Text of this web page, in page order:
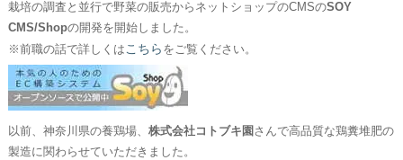
栽培の調査と並行で野菜の販売からネットショップのCMSのSOY
CMS/Shopの開発を開始しました。
※前職の話で詳しくはこちら をご覧ください。
以前、神奈川県の養鶏場、 株式会社コトブキ園 さんで高品質な鶏糞堆肥の
製造に関わらせていただきました。